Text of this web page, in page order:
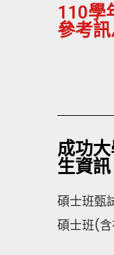
110學
參考
成功
生資訊
碩士班甄
碩士班(